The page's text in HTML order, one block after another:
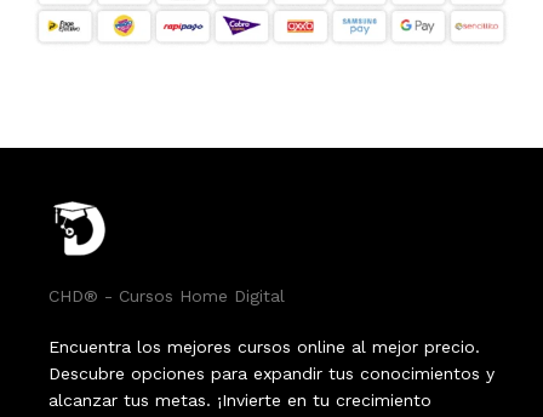
CHD® - Cursos Home Digital
Encuentra los mejores cursos online al mejor precio.
Descubre opciones para expandir tus conocimientos y
alcanzar tus metas. ¡Invierte en tu crecimiento